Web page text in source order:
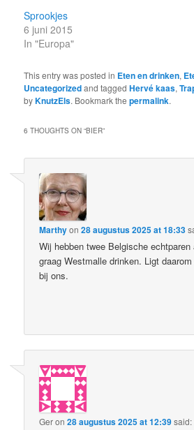
Sprookjes
6 juni 2015
In "Europa"
This entry was posted in Eten en drinken,
Uncategorizedand taggedHervé kaas,
byKnutzEls. Bookmark thepermalink.
6 THOUGHTS ON “BIER”
Marthyon28 augustus 2025 at 18:33
Wij hebben twee Belgische
graag Westmalle drinken. Ligt
bij ons.
Geron28 augustus 2025 at 12:39said: